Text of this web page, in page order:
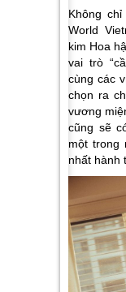
Không
World
kim Hoa
vai trò
cùng các
chọn ra
vương
cũng sẽ
một trong
nhất hành